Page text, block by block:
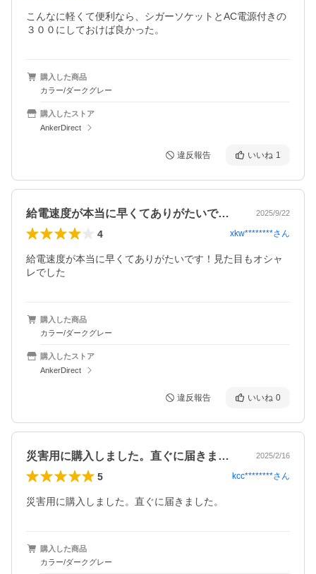
こんなに軽くて便利なら、シガーソケットとAC電源付きの
３００にしておけば良かった。
購入した商品
カラー/ダークグレー
購入したストア
AnkerDirect
違反報告 いいね 1
給電速度が本当に早くてありがたいです！… 2025/9/22
4 xkw********さん
給電速度が本当に早くてありがたいです！見た目もオシャ
レでした
購入した商品
カラー/ダークグレー
購入したストア
AnkerDirect
違反報告 いいね 0
災害用に購入しました。直ぐに届きました… 2025/2/16
5 kcc********さん
災害用に購入しました。直ぐに届きました。
購入した商品
カラー/ダークグレー